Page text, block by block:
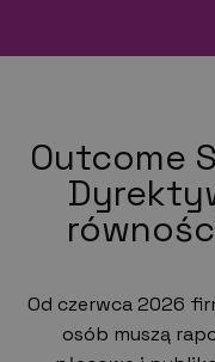
Od czerwca 2026
osób muszą
Outcome